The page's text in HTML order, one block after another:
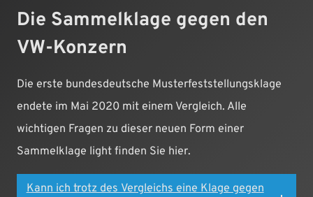
Die Sammelklage gegen den
VW-Konzern
Die erste bundesdeutsche Musterfeststellungsklage
endete im Mai 2020 mit einem Vergleich. Alle
wichtigen Fragen zu dieser neuen Form einer
Sammelklage light finden Sie hier.
Kann ich trotz des Vergleichs eine Klage gegen